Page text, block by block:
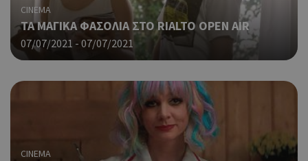
CINEMA
ΤΑ ΜΑΓΙΚΑ ΦΑΣΟΛΙΑ ΣΤΟ RIALTO OPEN AIR
07/07/2021 - 07/07/2021
CINEMA